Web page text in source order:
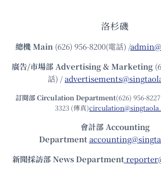
洛杉磯
總機Main (626) 956-8200(電話) /
廣告/市場部Advertising & Marketing
話) /
訂閱部 Circulation Department(626) 956-
3323 (傳真)
會計部 Accounting
Department
新聞採訪部 News Department